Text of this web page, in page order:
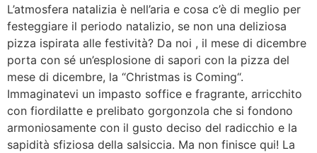
L’atmosfera natalizia è nell’aria e cosa c’è di meglio per
festeggiare il periodo natalizio, se non una deliziosa
pizza ispirata alle festività? Da noi , il mese di dicembre
porta con sé un’esplosione di sapori con la pizza del
mese di dicembre, la “Christmas is Coming“.
Immaginatevi un impasto soffice e fragrante, arricchito
con fiordilatte e prelibato gorgonzola che si fondono
armoniosamente con il gusto deciso del radicchio e la
sapidità sfiziosa della salsiccia. Ma non finisce qui! La